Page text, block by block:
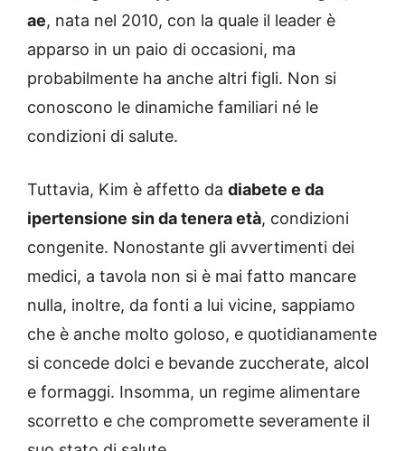
ae, nata nel 2010, con la quale il leader è
apparso in un paio di occasioni, ma
probabilmente ha anche altri figli. Non si
conoscono le dinamiche familiari né le
condizioni di salute.
Tuttavia, Kim è affetto da diabete e da
ipertensione sin da tenera età, condizioni
congenite. Nonostante gli avvertimenti dei
medici, a tavola non si è mai fatto mancare
nulla, inoltre, da fonti a lui vicine, sappiamo
che è anche molto goloso, e quotidianamente
si concede dolci e bevande zuccherate, alcol
e formaggi. Insomma, un regime alimentare
scorretto e che compromette severamente il